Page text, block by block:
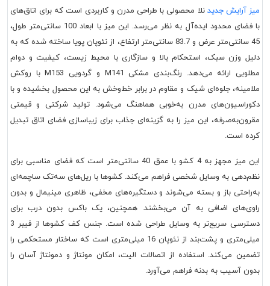
میز آرایش جدید نلا محصولی با طراحی مدرن و کاربردی است که برای اتاق‌های
با فضای محدود ایده‌آل به نظر می‌رسد. این میز با ابعاد 100 سانتی‌متر طول،
45 سانتی‌متر عرض و 83.7 سانتی‌متر ارتفاع، از نئوپان پویا ساخته شده که به
دلیل وزن سبک، استحکام بالا و سازگاری با محیط زیست، کیفیت و دوام
مطلوبی ارائه می‌دهد. رنگ‌بندی مشکی M141 و گردویی M153 با روکش
ملامینه، جلوه‌ای شیک و مقاوم در برابر خط‌وخش به این محصول بخشیده و با
دکوراسیون‌های مدرن به‌خوبی هماهنگ می‌شود. تولید شرکتی و قیمتی
مقرون‌به‌صرفه، این میز را به گزینه‌ای جذاب برای زیباسازی فضای اتاق تبدیل
کرده است.
این میز مجهز به 4 کشو با عمق 40 سانتی‌متر است که فضای مناسبی برای
نظم‌دهی به وسایل شخصی فراهم می‌کند. کشوها با ریل‌های سه‌تک ساچمه‌ای
به‌راحتی باز و بسته می‌شوند و دستگیره‌های مخفی، ظاهری مینیمال و بدون
راوی‌های اضافی به آن می‌بخشند. همچنین، یک باکس بدون درب برای
دسترسی سریع‌تر به وسایل طراحی شده است. جنس کف کشوها از فیبر 3
میلی‌متری و پشت‌بند از نئوپان 16 میلی‌متری است که ساختار مستحکمی را
تضمین می‌کند. استفاده از اتصالات الیت، امکان مونتاژ و دمونتاژ آسان را
بدون آسیب به بدنه فراهم می‌آورد.